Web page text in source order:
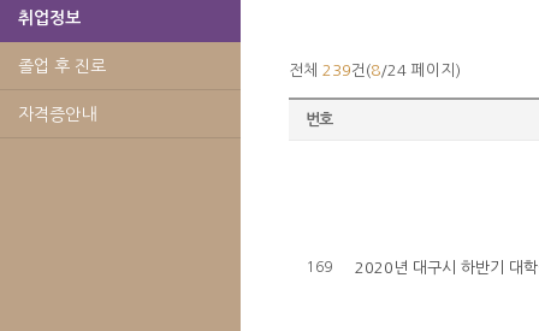
취업정보
졸업 후 진로
자격증안내
전체 239건(8/24 페이지)
번호
169 2020년 대구시 하반기 대